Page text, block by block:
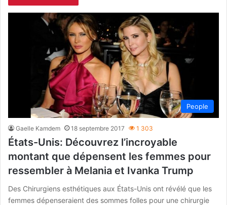
People
Gaelle Kamdem 18 septembre 2017 1 303
États-Unis: Découvrez l’incroyable
montant que dépensent les femmes pour
ressembler à Melania et Ivanka Trump
Des Chirurgiens esthétiques aux États-Unis ont révélé que les
femmes dépenseraient des sommes folles pour une chirurgie